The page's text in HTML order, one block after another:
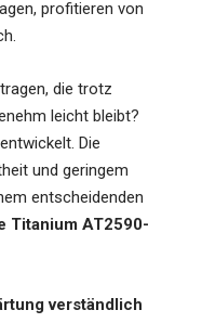
profitieren von
die trotz
leicht bleibt?
Die
und geringem
entscheidenden
Titanium AT2590-
verständlich